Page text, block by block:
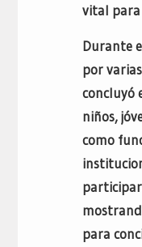
vital para
Durante
por
concluyó
niños,
como
para